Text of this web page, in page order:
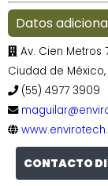
Datos
Av. Cien Metros
Ciudad de México,
(55) 4977 3909
CONTACTO